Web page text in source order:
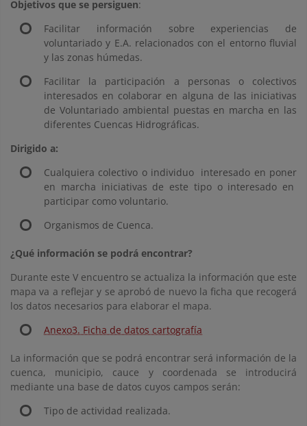
Objetivos que se persiguen:
Facilitar información sobre experiencias de
voluntariado y E.A. relacionados con el entorno fluvial
y las zonas húmedas.
Facilitar la participación a personas o colectivos
interesados en colaborar en alguna de las iniciativas
de Voluntariado ambiental puestas en marcha en las
diferentes Cuencas Hidrográficas.
Dirigido a:
Cualquiera colectivo o individuo interesado en poner
en marcha iniciativas de este tipo o interesado en
participar como voluntario.
Organismos de Cuenca.
¿Qué información se podrá encontrar?
Durante este V encuentro se actualiza la información que este
mapa va a reflejar y se aprobó de nuevo la ficha que recogerá
los datos necesarios para elaborar el mapa.
Anexo3. Ficha de datos cartografía
La información que se podrá encontrar será información de la
cuenca, municipio, cauce y coordenada se introducirá
mediante una base de datos cuyos campos serán:
Tipo de actividad realizada.